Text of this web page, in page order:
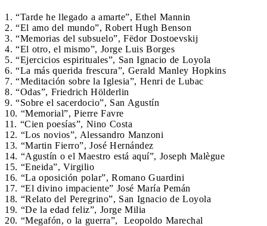
1. “Tarde he llegado a amarte”, Ethel Mannin
2. “El amo del mundo”, Robert Hugh Benson
3. “Memorias del subsuelo”, Fëdor Dostoevskij
4. “El otro, el mismo”, Jorge Luis Borges
5. “Ejercicios espirituales”, San Ignacio de Loyola
6. “La más querida frescura”, Gerald Manley Hopkins
7. “Meditación sobre la Iglesia”, Henri de Lubac
8. “Odas”, Friedrich Hölderlin
9. “Sobre el sacerdocio”, San Agustín
10. “Memorial”, Pierre Favre
11. “Cien poesías”, Nino Costa
12. “Los novios”, Alessandro Manzoni
13. “Martin Fierro”, José Hernández
14. “Agustín o el Maestro está aquí”, Joseph Malègue
15. “Eneida”, Virgilio
16. “La oposición polar”, Romano Guardini
17. “El divino impaciente” José María Pemán
18. “Relato del Peregrino”, San Ignacio de Loyola
19. “De la edad feliz”, Jorge Milia
20. “Megafón, o la guerra”, Leopoldo Marechal